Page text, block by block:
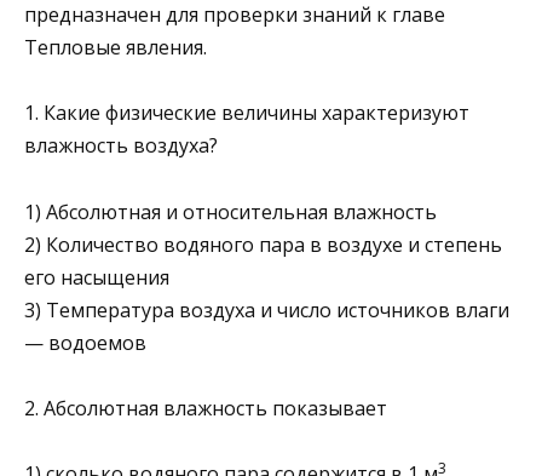
предназначен для проверки знаний к главе
Тепловые явления.
1. Какие физические величины характеризуют
влажность возду­ха?
1) Абсолютная и относительная влажность
2) Количество водяного пара в воздухе и степень
его насы­щения
3) Температура воздуха и число источников влаги
— водо­емов
2. Абсолютная влажность показывает
3